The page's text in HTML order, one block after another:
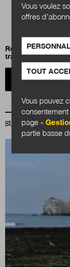
Réinventer la
transition
SUR LA MÊME
Vous voulez
offres
TOUT
Vous pouvez
page «
partie basse